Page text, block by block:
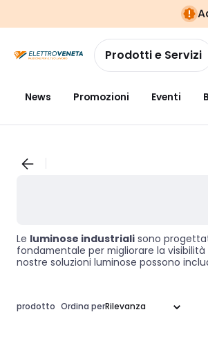
navigazionealla
pagina
Prodotti e Servizi
News Promozioni Eventi
Le luminose industriali sono
fondamentale per migliorare la
nostre soluzioni luminose possono
spazio operativo. Investire in una
prodotto Ordina per